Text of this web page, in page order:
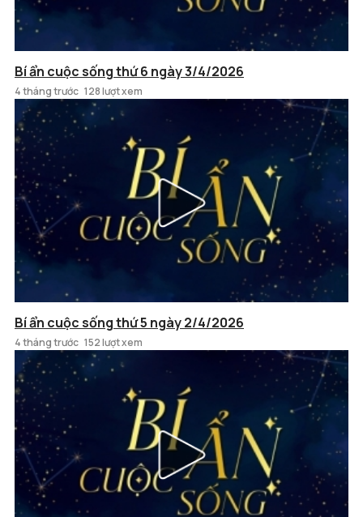
Bí ẩn cuộc sống thứ 6 ngày 3/4/2026
4 tháng trước 128 lượt xem
Bí ẩn cuộc sống thứ 5 ngày 2/4/2026
4 tháng trước 152 lượt xem